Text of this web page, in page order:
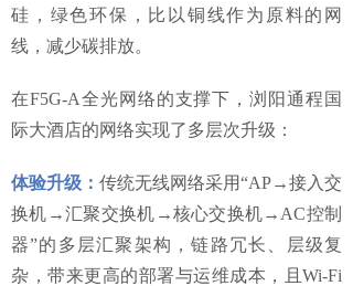
硅，绿色环保，比以铜线作为原料的网
线，减少碳排放。
在F5G-A全光网络的支撑下，浏阳通程国
际大酒店的网络实现了多层次升级：
体验升级： 传统无线网络采用“AP→接入交
换机→汇聚交换机→核心交换机→AC控制
器”的多层汇聚架构，链路冗长、层级复
杂，带来更高的部署与运维成本，且Wi-Fi